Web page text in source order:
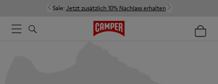
Sale: Jetzt zusätzlich 10% Nachlass erhalten